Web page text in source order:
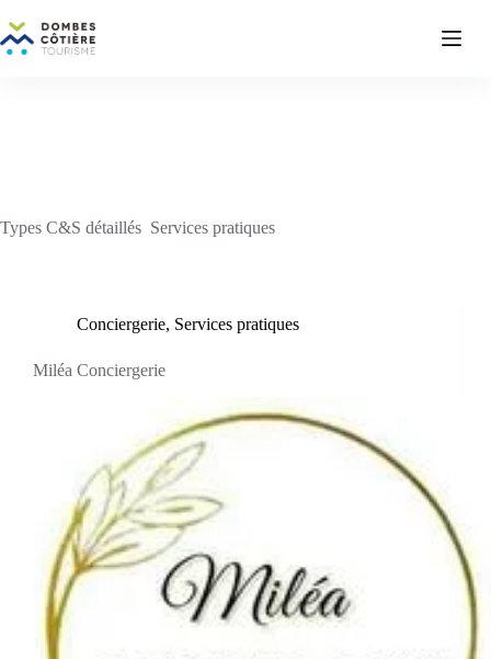
au
contenu
Types C&S détaillés Services pratiques
Conciergerie, Services pratiques
Miléa Conciergerie